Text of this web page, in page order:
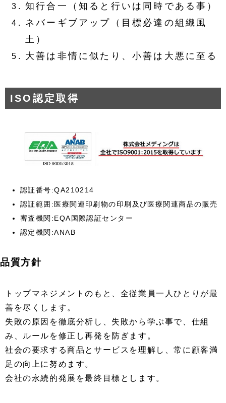
知行合一（知ると行いは同時である事）
ネバーギブアップ（目標必達の組織風
土）
大善は非情に似たり、小善は大悪に至る
ISO認定取得
認証番号:QA210214
認証範囲:医療関連印刷物の印刷及び医療関連商品の販売
審査機関:EQA国際認証センター
認定機関:ANAB
品質方針
トップマネジメントのもと、全従業員一人ひとりが最
善を尽くします。
失敗の原因を徹底分析し、失敗から学ぶ事で、仕組
み、ルールを修正し再発を防ぎます。
社会の要求する商品とサービスを理解し、常に顧客満
足の向上に努めます。
会社の永続的発展を最終目標とします。